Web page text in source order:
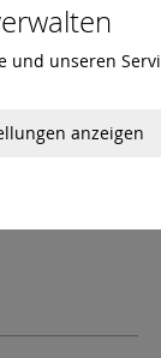
und unseren
anzeigen